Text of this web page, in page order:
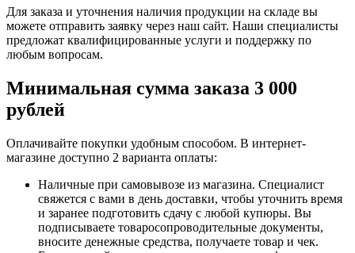
Для заказа и уточнения наличия продукции на складе вы
можете отправить заявку через наш сайт. Наши специалисты
предложат квалифицированные услуги и поддержку по
любым вопросам.
Минимальная сумма заказа 3 000
рублей
Оплачивайте покупки удобным способом. В интернет-
магазине доступно 2 варианта оплаты:
Наличные при самовывозе из магазина. Специалист
свяжется с вами в день доставки, чтобы уточнить время
и заранее подготовить сдачу с любой купюры. Вы
подписываете товаросопроводительные документы,
вносите денежные средства, получаете товар и чек.